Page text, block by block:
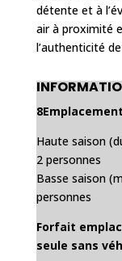
détente et à
air à proximité
l’authenticité
Haute saison
2 personnes
Basse saison
personnes
Forfait
seule sans